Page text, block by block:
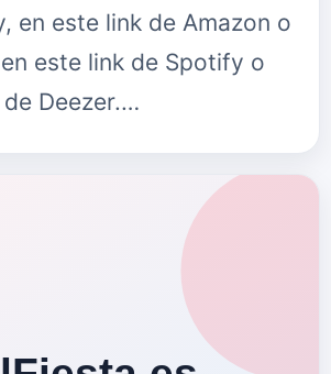
en este link de Amazon o
este link de Spotify o
Deezer.…